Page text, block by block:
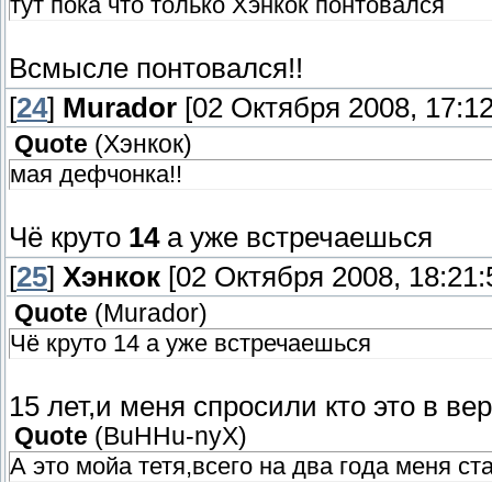
Всмысле понтовался!!
[24] Murador [02 Октября 2008,
Quote (Хэнкок)
мая дефчонка!!
Чё круто 14а уже встречаешься
[25] Хэнкок [02 Октября 2008,
Quote (Murador)
Чё круто 14 а уже встречаешься
15 лет,и меня спросили кто это в
Quote ( BuHHu-nyX)
А это мойа тетя,всего на два года меня